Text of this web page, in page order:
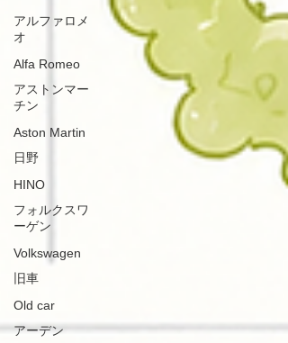
アルファロメ
オ
Alfa Romeo
アストンマー
チン
Aston Martin
日野
HINO
フォルクスワ
ーゲン
Volkswagen
旧車
Old car
アーデン